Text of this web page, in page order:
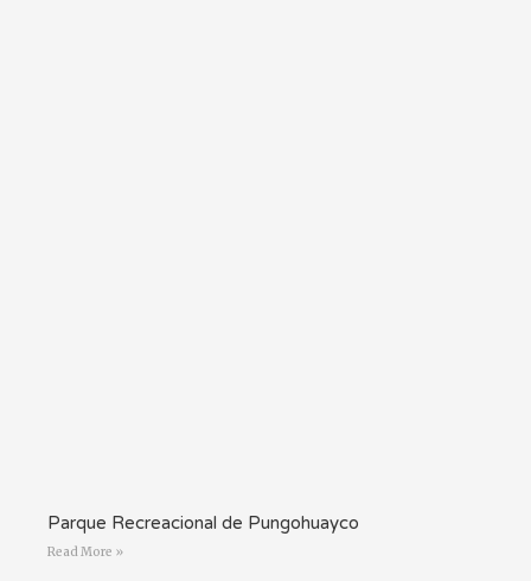
Parque Recreacional de Pungohuayco
Read More »